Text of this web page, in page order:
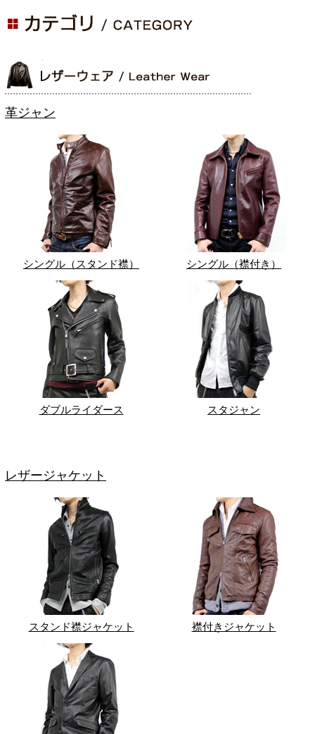
革ジャン
シングル（スタンド襟） シングル（襟付き）
ダブルライダース スタジャン
レザージャケット
スタンド襟ジャケット 襟付きジャケット